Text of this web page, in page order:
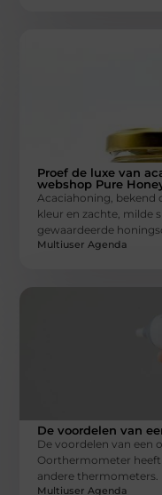
Proef de luxe van
webshop Pure
Acaciahoning, bekend
kleur en zachte, milde
gewaardeerde
Multiuser Agenda
De voordelen van
De voordelen van een
Oorthermometer
andere thermometers.
Multiuser Agenda